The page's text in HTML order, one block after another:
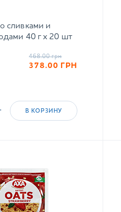
сливками и
40 г х 20 шт
468.00 грн
378.00 ГРН
В КОРЗИНУ